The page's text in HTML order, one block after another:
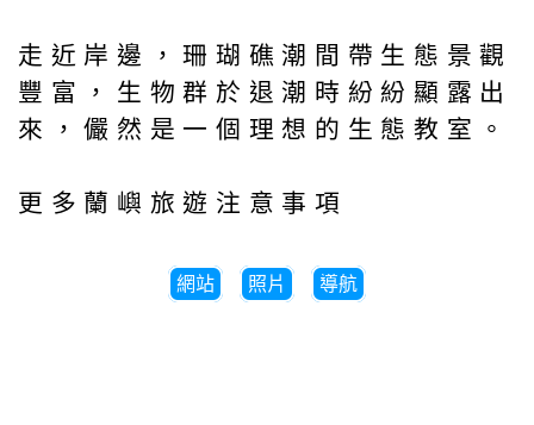
走近岸邊，珊瑚礁潮間帶生態景觀
豐富，生物群於退潮時紛紛顯露出
來，儼然是一個理想的生態教室。
更多蘭嶼旅遊注意事項
網站 照片 導航